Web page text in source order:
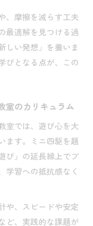
、摩擦を減らす工夫
最適解を見つける過
しい発想」を養いま
びとなる点が、この
室のカリキュラム
室では、遊び心を大
ます。ミニ四駆を題
び」の延長線上でプ
学習への抵抗感なく
や、スピードや安定
ど、実践的な課題が